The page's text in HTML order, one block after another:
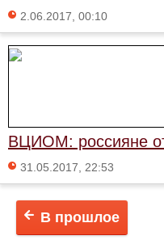
2.06.2017, 00:10
ВЦИОМ: россияне
31.05.2017, 22:53
В прошлое